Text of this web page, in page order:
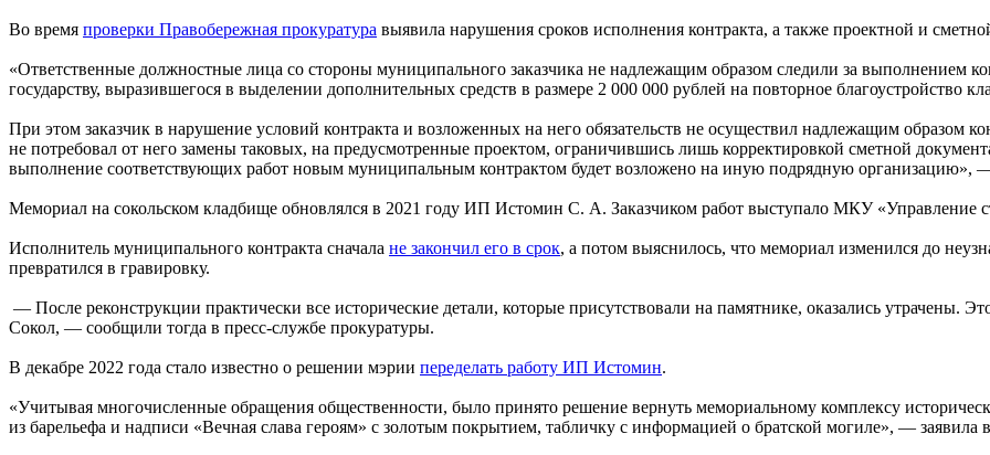
Во время проверки Правобережная прокуратура выявила нарушения сроков исполнения контракта, а также проектной и
«Ответственные должностные лица со стороны муниципального заказчика не надлежащим образом следили за выполнением
государству, выразившегося в выделении дополнительных средств в размере 2 000 000 рублей на повторное благоустройство
При этом заказчик в нарушение условий контракта и возложенных на него обязательств не осуществил надлежащим образом
не потребовал от него замены таковых, на предусмотренные проектом, ограничившись лишь корректировкой сметной
выполнение соответствующих работ новым муниципальным контрактом будет возложено на иную подрядную организацию»,
Мемориал на сокольском кладбище обновлялся в 2021 году ИП Истомин С. А. Заказчиком работ выступало МКУ «Управление
Исполнитель муниципального контракта сначала не закончил его в срок, а потом выяснилось, что мемориал изменился до
превратился в гравировку.
— После реконструкции практически все исторические детали, которые присутствовали на памятнике, оказались утрачены.
Сокол, — сообщили тогда в пресс-службе прокуратуры.
В декабре 2022 года стало известно о решении мэрии переделать работу ИП Истомин.
«Учитывая многочисленные обращения общественности, было принято решение вернуть мемориальному комплексу
из барельефа и надписи «Вечная слава героям» с золотым покрытием, табличку с информацией о братской могиле», — заявила